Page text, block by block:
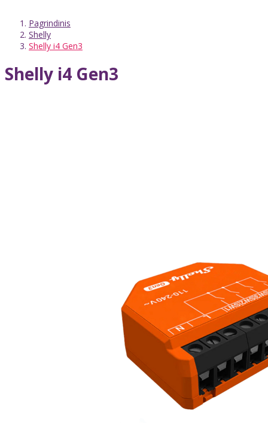
Pagrindinis
Shelly
Shelly i4 Gen3
Shelly i4 Gen3